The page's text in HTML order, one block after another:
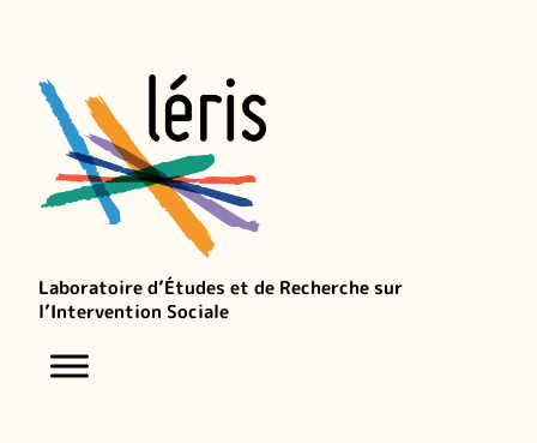
Laboratoire d’Études et de Recherche sur
l’Intervention Sociale